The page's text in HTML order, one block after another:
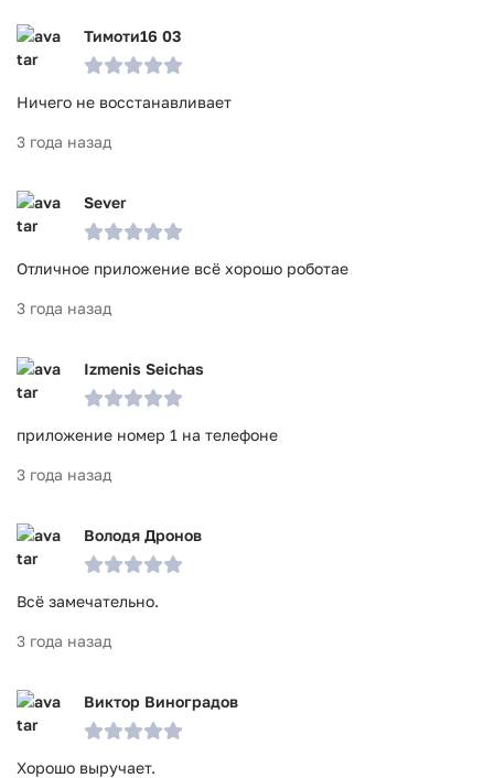
Тимоти16 03
Ничего не восстанавливает
3 года назад
Sever
Отличное приложение всё хорошо роботае
3 года назад
Izmenis Seichas
приложение номер 1 на телефоне
3 года назад
Володя Дронов
Всё замечательно.
3 года назад
Виктор Виноградов
Хорошо выручает.